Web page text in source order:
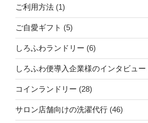
ご利用方法 (1)
ご自愛ギフト (5)
しろふわランドリー (6)
しろふわ便導入企業様のインタビュー
コインランドリー (28)
サロン店舗向けの洗濯代行 (46)